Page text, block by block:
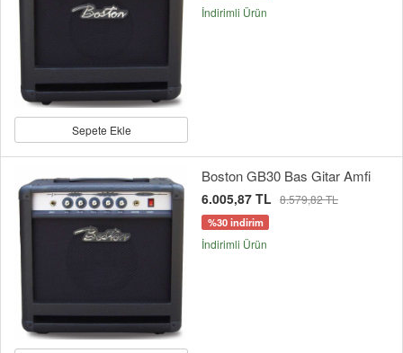
Sepete Ekle
İndirimli Ürün
Boston GB30 Bas Gitar Amfi
6.005,87 TL 8.579,82 TL
%30 indirim
İndirimli Ürün